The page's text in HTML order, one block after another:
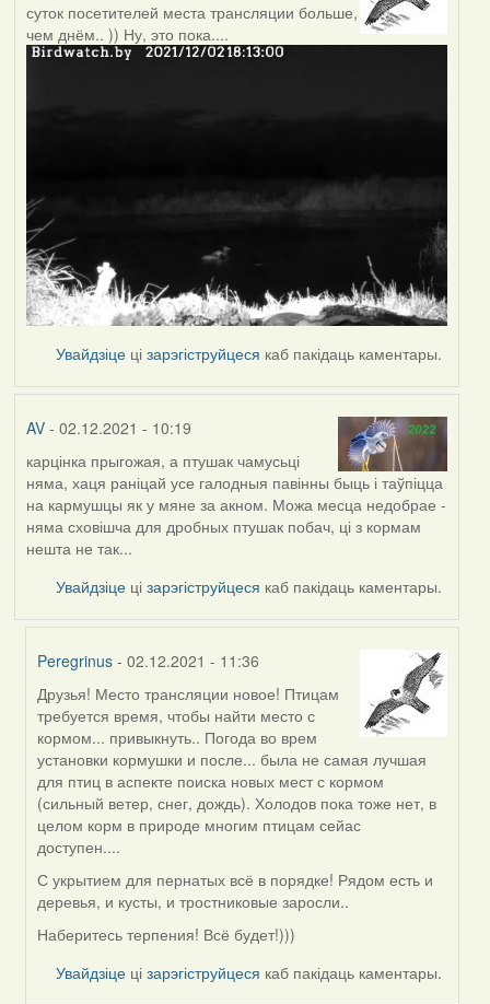
суток посетителей места трансляции больше,
чем днём.. )) Ну, это пока....
Увайдзіце цізарэгіструйцеся каб пакідаць каментары.
AV- 02.12.2021 - 10:19
карцінка прыгожая, а птушак чамусьці
няма, хаця раніцай усе галодныя павінны быць і таўпіцца
на кармушцы як у мяне за акном. Можа месца недобрае -
няма сховішча для дробных птушак побач, ці з кормам
нешта не так...
Увайдзіце цізарэгіструйцеся каб пакідаць каментары.
Peregrinus - 02.12.2021 - 11:36
In
reply
to
by
AV
Друзья! Место трансляции новое! Птицам
требуется время, чтобы найти место с
кормом... привыкнуть.. Погода во врем
установки кормушки и после... была не самая лучшая
для птиц в аспекте поиска новых мест с кормом
(сильный ветер, снег, дождь). Холодов пока тоже нет, в
целом корм в природе многим птицам сейас
доступен....
С укрытием для пернатых всё в порядке! Рядом есть и
деревья, и кусты, и тростниковые заросли..
Наберитесь терпения! Всё будет!)))
Увайдзіце цізарэгіструйцеся каб пакідаць каментары.